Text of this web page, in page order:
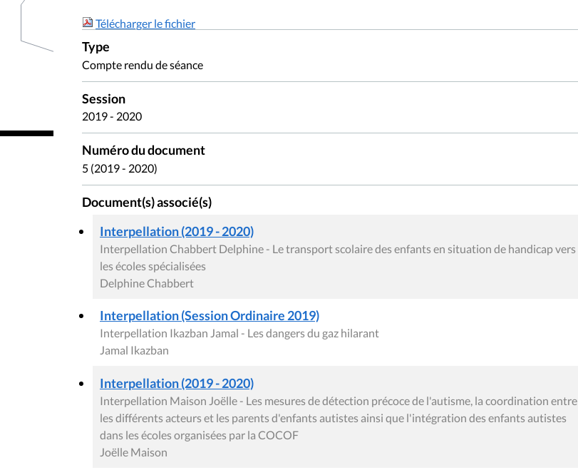
Télécharger le fichier
Type
Compte rendu de séance
Session
2019 - 2020
Numéro du document
5 (2019 - 2020)
Document(s) associé(s)
Interpellation (2019 - 2020)
Interpellation Chabbert Delphine - Le transport scolaire des enfants en situation de handicap vers
les écoles spécialisées
Delphine Chabbert
Interpellation (Session Ordinaire 2019)
Interpellation Ikazban Jamal - Les dangers du gaz hilarant
Jamal Ikazban
Interpellation (2019 - 2020)
Interpellation Maison Joëlle - Les mesures de détection précoce de l'autisme, la coordination entre
les différents acteurs et les parents d'enfants autistes ainsi que l'intégration des enfants autistes
dans les écoles organisées par la COCOF
Joëlle Maison